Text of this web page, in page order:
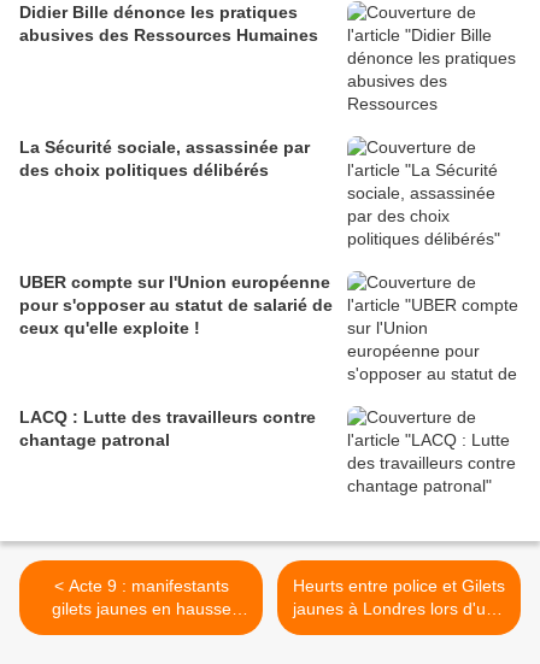
Didier Bille dénonce les pratiques
abusives des Ressources Humaines
La Sécurité sociale, assassinée par
des choix politiques délibérés
UBER compte sur l'Union européenne
pour s'opposer au statut de salarié de
ceux qu'elle exploite !
LACQ : Lutte des travailleurs contre
chantage patronal
< Acte 9 : manifestants
gilets jaunes en hausse
dans toute la France -
Heurts entre police et Gilets
jaunes à Londres lors d'une
marche contre l'austérité